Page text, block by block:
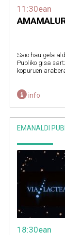
11:30ean
Saio hau gela
Publiko gisa
kopuruen
info
EMANALDI
18:30ean